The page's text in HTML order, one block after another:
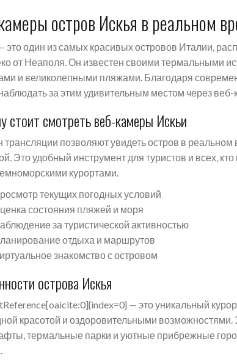
остров Искья в реальном
это один из самых красивых островов Италии,
от Неаполя. Он известен своими термальными
и великолепными пляжами. Благодаря
за этим удивительным местом через
стоит смотреть веб-камеры Искьи
трансляции позволяют увидеть остров в
Это удобный инструмент для туристов и всех,
курортами.
текущих погодных условий
состояния пляжей и моря
за туристической активностью
отдыха и маршрутов
знакомство с островом
острова Искья
— это уникальный
красотой и оздоровительными возможностями.
термальные парки и уютные прибрежные